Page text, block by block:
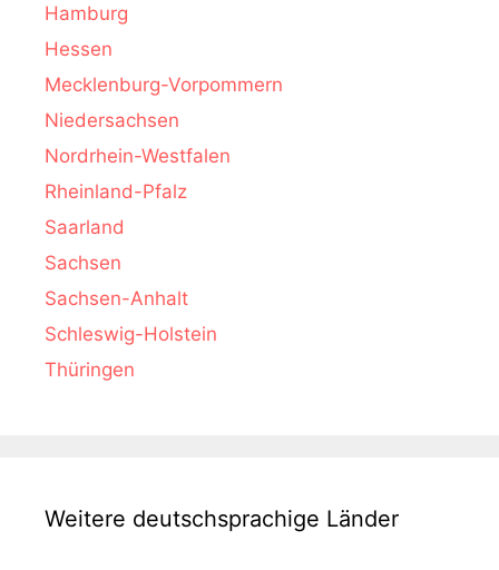
Hamburg
Hessen
Mecklenburg-Vorpommern
Niedersachsen
Nordrhein-Westfalen
Rheinland-Pfalz
Saarland
Sachsen
Sachsen-Anhalt
Schleswig-Holstein
Thüringen
Weitere deutschsprachige Länder